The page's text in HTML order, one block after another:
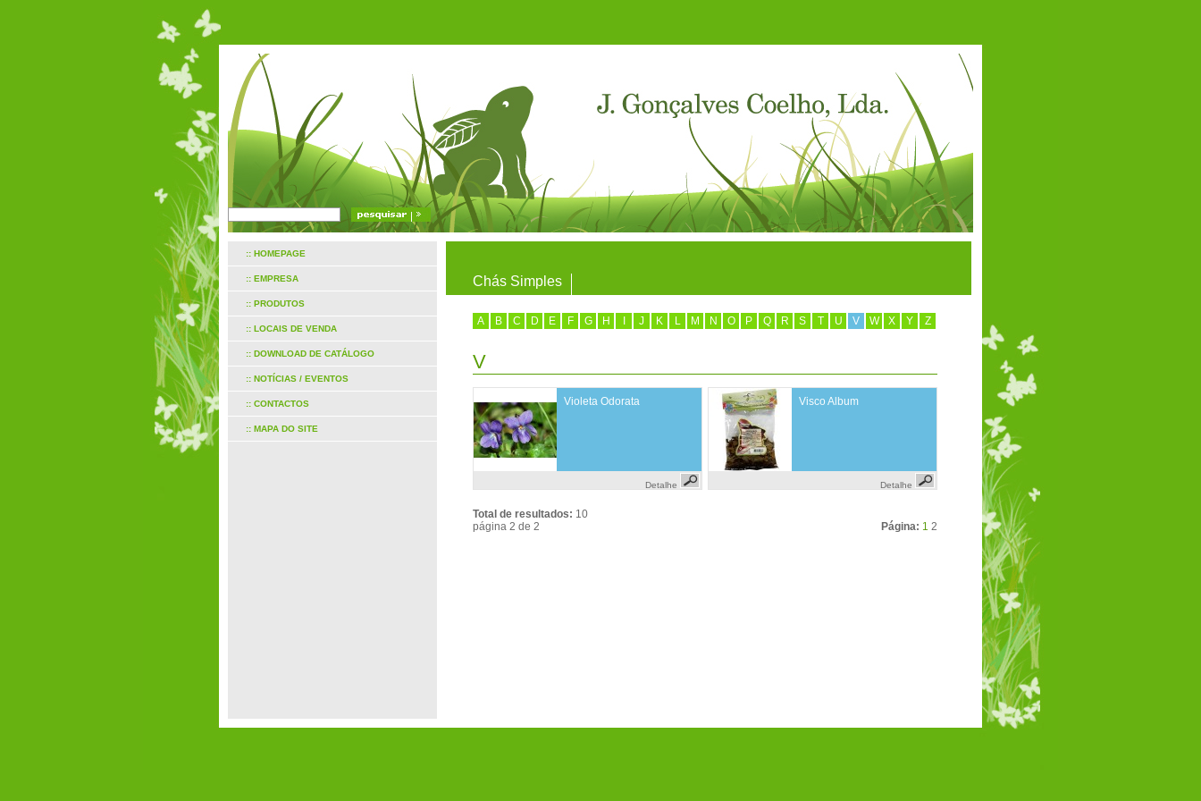
:: HOMEPAGE
:: EMPRESA
:: PRODUTOS
:: LOCAIS DE VENDA
:: DOWNLOAD DE CATÁLOGO
:: NOTÍCIAS / EVENTOS
:: CONTACTOS
:: MAPA DO SITE
Chás Simples
A B C D E F G H J K L M N O P Q R S T U V W X Y Z
V
Violeta Odorata
Detalhe
Visco Album
Detalhe
Total de resultados: 10
página 2 de 2
Página: 1 2